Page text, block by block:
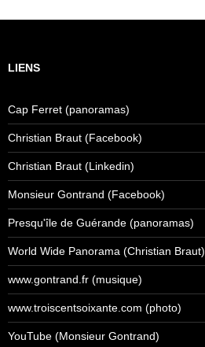
LIENS
Cap Ferret (panoramas)
Christian Braut (Facebook)
Christian Braut (Linkedin)
Monsieur Gontrand (Facebook)
Presqu'île de Guérande (panoramas)
World Wide Panorama (Christian Braut)
www.gontrand.fr (musique)
www.troiscentsoixante.com (photo)
YouTube (Monsieur Gontrand)